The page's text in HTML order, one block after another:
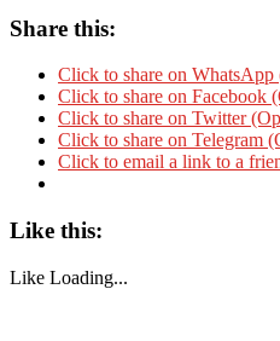
Share this:
Click to share on
Click to share on Facebook
Click to share on Twitter
Click to share on Telegram
Click to email a link to a
Like this:
Like Loading...